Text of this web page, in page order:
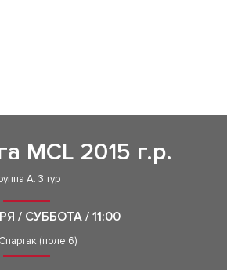
MCL 2015 г.р.
А. 3 тур
/ СУББОТА / 11:00
Спартак (поле 6)